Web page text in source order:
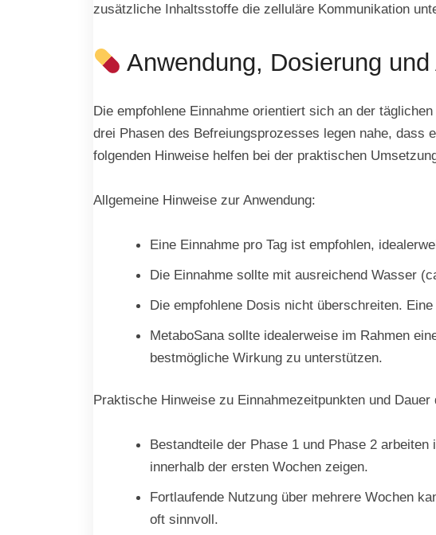
zusätzliche Inhaltsstoffe die zelluläre Kommunikation
Anwendung, Dosierung
Die empfohlene Einnahme orientiert sich an der
drei Phasen des Befreiungsprozesses legen nahe, dass
folgenden Hinweise helfen bei der praktischen
Allgemeine Hinweise zur Anwendung:
Eine Einnahme pro Tag ist empfohlen,
Die Einnahme sollte mit ausreichend Wasser
Die empfohlene Dosis nicht überschreiten.
MetaboSana sollte idealerweise im Rahmen
bestmögliche Wirkung zu unterstützen.
Praktische Hinweise zu Einnahmezeitpunkten und Dauer
Bestandteile der Phase 1 und Phase 2
innerhalb der ersten Wochen zeigen.
Fortlaufende Nutzung über mehrere Wochen
oft sinnvoll.